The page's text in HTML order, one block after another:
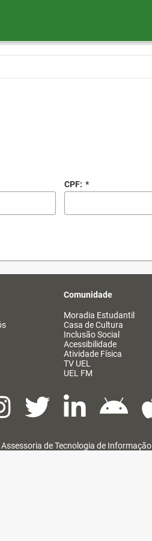
CPF: *
Comunidade
Moradia Estudantil
Casa de Cultura
Inclusão Social
Acessibilidade
Atividade Física
TV UEL
UEL FM
Assessoria de Tecnologia de Informação